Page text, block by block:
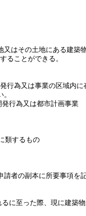
はその土地にある建築
ることができる。
為又は事業の区域内
行為又は都市計画事業
類するもの
者の副本に所要事項を
に至った際、現に建築